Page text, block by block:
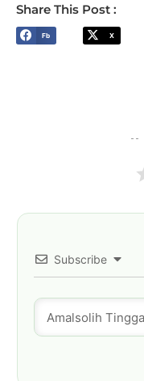
Share This Post :
Fb X
Subscribe